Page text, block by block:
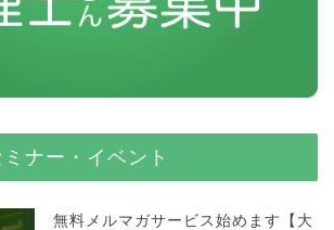
ナー・イベント
無料メルマガサービス始めます【大